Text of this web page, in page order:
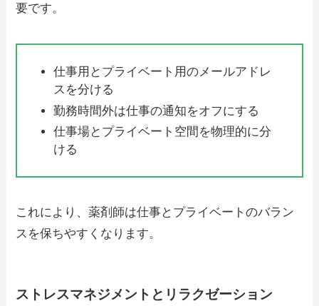
要です。
仕事用とプライベート用のメールアドレ
スを分ける
勤務時間外は仕事の通知をオフにする
仕事場とプライベート空間を物理的に分
ける
これにより、薬剤師は仕事とプライベートのバラン
スを保ちやすくなります。
ストレスマネジメントとリラクゼーション